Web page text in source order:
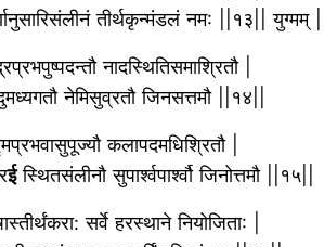
तीर्थकृन्मंडलं नम: ||१३|| युग्मम् |
नादस्थितिसमाश्रितौ |
नेमिसुव्रतौ जिनसत्तमौ ||१४||
कलापदमधिश्रितौ |
ईस्थितसंलीनौ सुपार्श्वपार्श्वौ जिनोत्तमौ ||१५||
सर्वे हरस्थाने नियोजिता: |